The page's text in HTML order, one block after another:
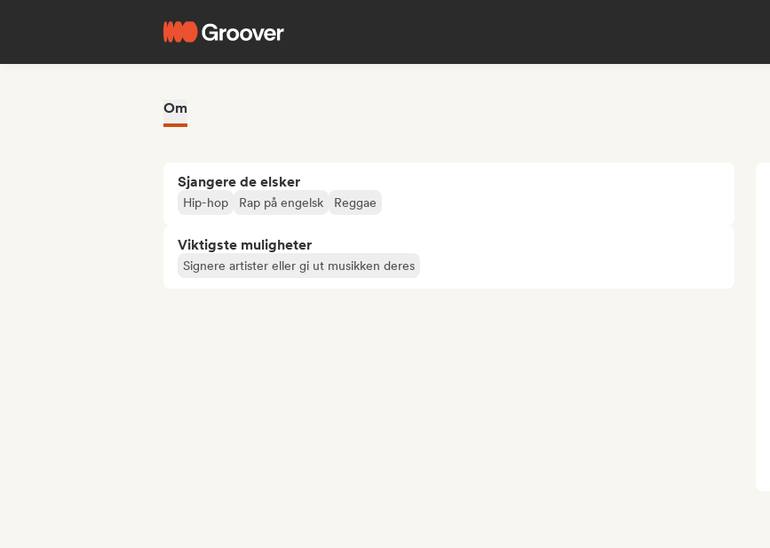
Om
Sjangere de elsker
Hip-hop Rap på engelsk Reggae
Viktigste muligheter
Signere artister eller gi ut musikken deres